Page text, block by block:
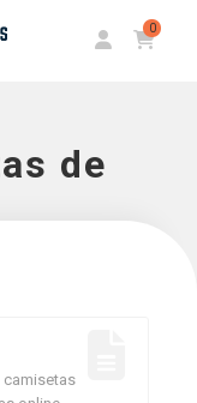
0
de
camisetas